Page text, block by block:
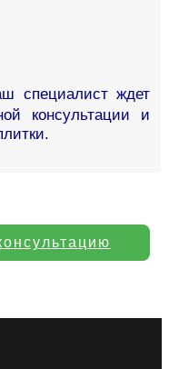
специалист ждет
консультации и